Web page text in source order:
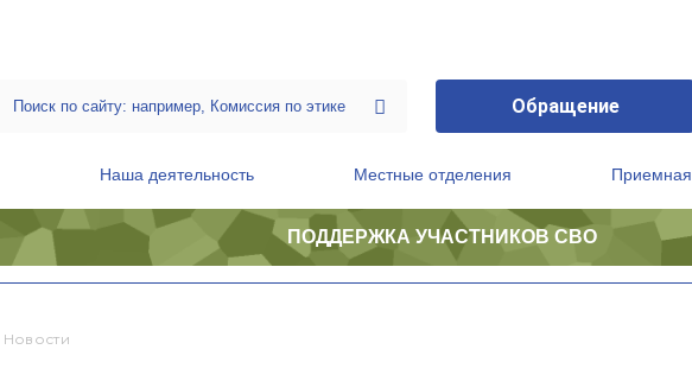
Обращение
Наша деятельность Местные отделения Приемная
ПОДДЕРЖКА УЧАСТНИКОВ СВО
Новости